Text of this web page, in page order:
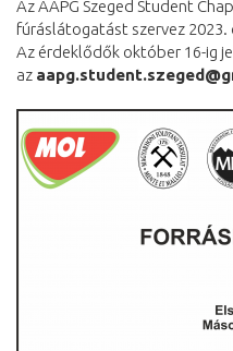
Az AAPG Szeged Student
fúráslátogatást szervez
Az érdeklődők október 16-ig
az